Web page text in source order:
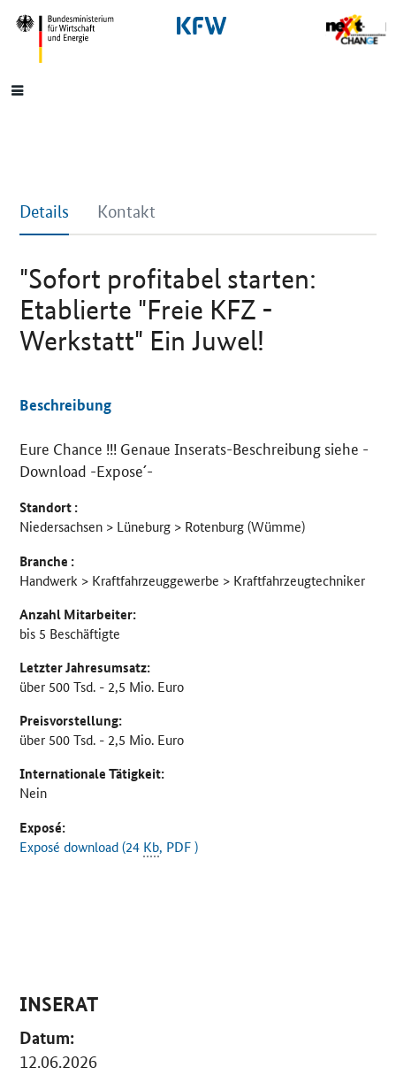
SrOnlyNavigation
Hauptmenü
Details Kontakt
"Sofort profitabel starten:
Etablierte "Freie KFZ -
Werkstatt" Ein Juwel!
Details
Beschreibung
Eure Chance !!! Genaue Inserats-Beschreibung siehe -
Download -Expose´-
Standort :
Niedersachsen > Lüneburg > Rotenburg (Wümme)
Branche :
Handwerk > Kraftfahrzeuggewerbe > Kraftfahrzeugtechniker
Anzahl Mitarbeiter:
bis 5 Beschäftigte
Letzter Jahresumsatz:
über 500 Tsd. - 2,5 Mio. Euro
Preisvorstellung:
über 500 Tsd. - 2,5 Mio. Euro
Internationale Tätigkeit:
Nein
Exposé:
Exposé download (24 Kb, PDF )
INSERAT
Datum:
12.06.2026